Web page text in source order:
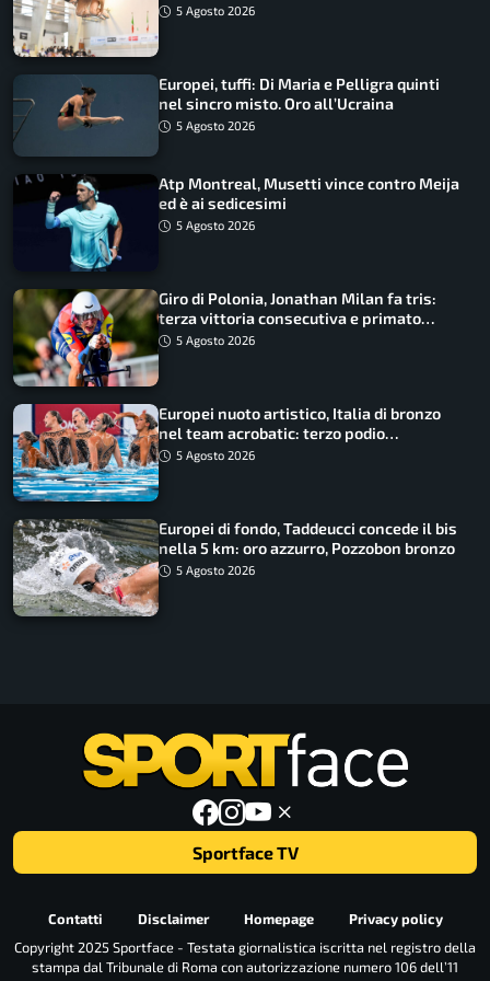
5 Agosto 2026
Europei, tuffi: Di Maria e Pelligra quinti
nel sincro misto. Oro all’Ucraina
5 Agosto 2026
Atp Montreal, Musetti vince contro Meija
ed è ai sedicesimi
5 Agosto 2026
Giro di Polonia, Jonathan Milan fa tris:
terza vittoria consecutiva e primato
rafforzato
5 Agosto 2026
Europei nuoto artistico, Italia di bronzo
nel team acrobatic: terzo podio
consecutivo
5 Agosto 2026
Europei di fondo, Taddeucci concede il bis
nella 5 km: oro azzurro, Pozzobon bronzo
5 Agosto 2026
Sportface TV
Contatti Disclaimer Homepage
Privacy policy
Copyright 2025 Sportface - Testata giornalistica iscritta nel registro della
stampa dal Tribunale di Roma con autorizzazione numero 106 dell’11